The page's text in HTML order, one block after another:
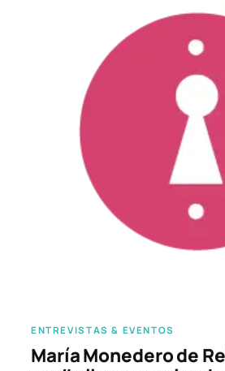
ENTREVISTAS & EVENTOS
María Monedero de